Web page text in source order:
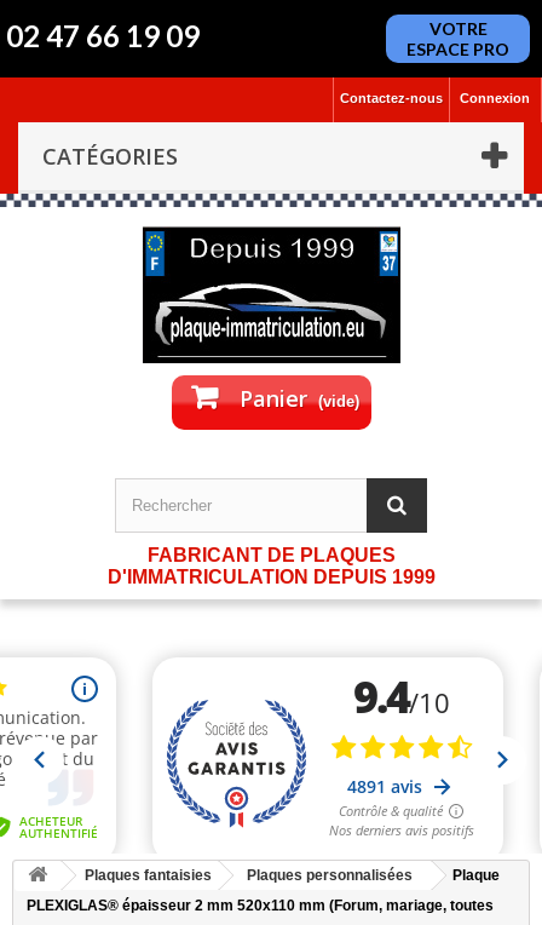
02 47 66 19 09
VOTRE
ESPACE PRO
Connexion
Contactez-nous
CATÉGORIES
Panier (vide)
FABRICANT DE PLAQUES
D'IMMATRICULATION DEPUIS 1999
Plaques fantaisies Plaques personnalisées
Plaque
PLEXIGLAS® épaisseur 2 mm 520x110 mm (Forum, mariage, toutes